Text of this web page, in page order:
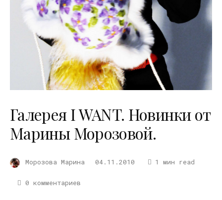
Галерея I WANT. Новинки от
Марины Морозовой.
Морозова Марина 04.11.2010 1 мин read
0 комментариев